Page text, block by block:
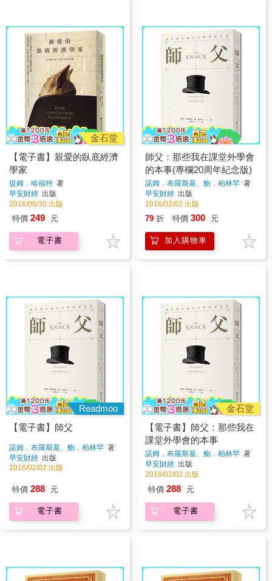
金石堂
【電子書】親愛的臥底經濟
學家
提姆．哈福特 著
早安財經 出版
2016/06/30 出版
特價 249 元
電子書
師父：那些我在課堂外學會
的本事(專欄20周年紀念版)
諾姆．布羅斯基、鮑．柏林罕 著
早安財經 出版
2016/02/02 出版
79 折 特價 300 元
加入購物車
Readmoo
【電子書】師父
諾姆．布羅斯基、鮑．柏林罕 著
早安財經 出版
2016/02/02 出版
特價 288 元
電子書
金石堂
【電子書】師父：那些我在
課堂外學會的本事
諾姆．布羅斯基、鮑．柏林罕 著
早安財經 出版
2016/02/02 出版
特價 288 元
電子書